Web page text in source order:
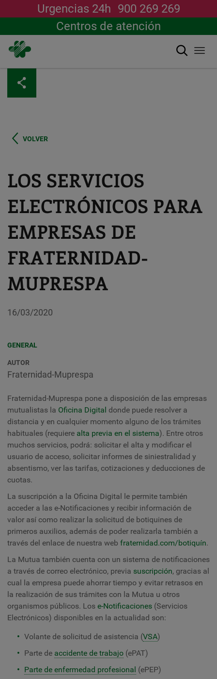
主
Urgencias 24h 900 269 269
Centros de atención
搜索
VOLVER
LOS SERVICIOS
ELECTRÓNICOS PARA
EMPRESAS DE
FRATERNIDAD-
MUPRESPA
16/03/2020
GENERAL
AUTOR
Fraternidad-Muprespa
Fraternidad-Muprespa pone a disposición de las empresas
mutualistas la Oficina Digital donde puede resolver a
distancia y en cualquier momento alguno de los trámites
habituales (requiere alta previa en el sistema). Entre otros
muchos servicios, podrá: solicitar el alta y modificar el
usuario de acceso, solicitar informes de siniestralidad y
absentismo, ver las tarifas, cotizaciones y deducciones de
cuotas.
La suscripción a la Oficina Digital le permite también
acceder a las e-Notificaciones y recibir información de
valor así como realizar la solicitud de botiquines de
primeros auxilios, además de poder realizarla también a
través del enlace de nuestra web fraternidad.com/botiquín.
La Mutua también cuenta con un sistema de notificaciones
a través de correo electrónico, previa suscripción, gracias al
cual la empresa puede ahorrar tiempo y evitar retrasos en
la realización de sus trámites con la Mutua u otros
organismos públicos. Los e-Notificaciones (Servicios
Electrónicos) disponibles en la actualidad son:
Volante de solicitud de asistencia (VSA)
Parte de accidente de trabajo (ePAT)
Parte de enfermedad profesional (ePEP)